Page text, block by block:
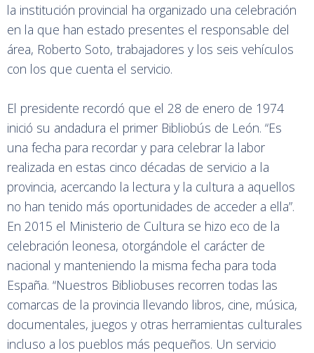
la institución provincial ha organizado una celebración
en la que han estado presentes el responsable del
área, Roberto Soto, trabajadores y los seis vehículos
con los que cuenta el servicio.
El presidente recordó que el 28 de enero de 1974
inició su andadura el primer Bibliobús de León. “Es
una fecha para recordar y para celebrar la labor
realizada en estas cinco décadas de servicio a la
provincia, acercando la lectura y la cultura a aquellos
no han tenido más oportunidades de acceder a ella”.
En 2015 el Ministerio de Cultura se hizo eco de la
celebración leonesa, otorgándole el carácter de
nacional y manteniendo la misma fecha para toda
España. “Nuestros Bibliobuses recorren todas las
comarcas de la provincia llevando libros, cine, música,
documentales, juegos y otras herramientas culturales
incluso a los pueblos más pequeños. Un servicio